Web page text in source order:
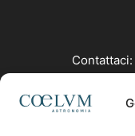
Contattaci: